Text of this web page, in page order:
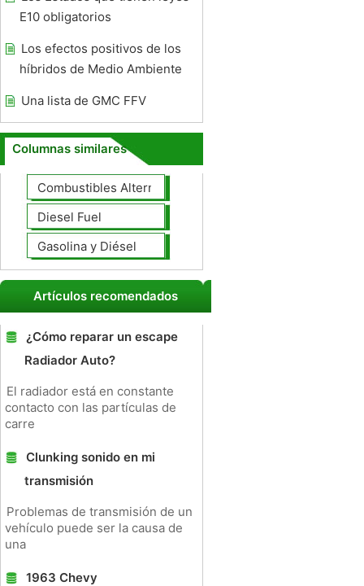
E10 obligatorios
Los efectos positivos de los
híbridos de Medio Ambiente
Una lista de GMC FFV
Columnas similares
Combustibles Alternativos
Diesel Fuel
Gasolina y Diésel
Artículos recomendados
¿Cómo reparar un escape
Radiador Auto?
El radiador está en constante
contacto con las partículas de
carre
Clunking sonido en mi
transmisión
Problemas de transmisión de un
vehículo puede ser la causa de
una
1963 Chevy